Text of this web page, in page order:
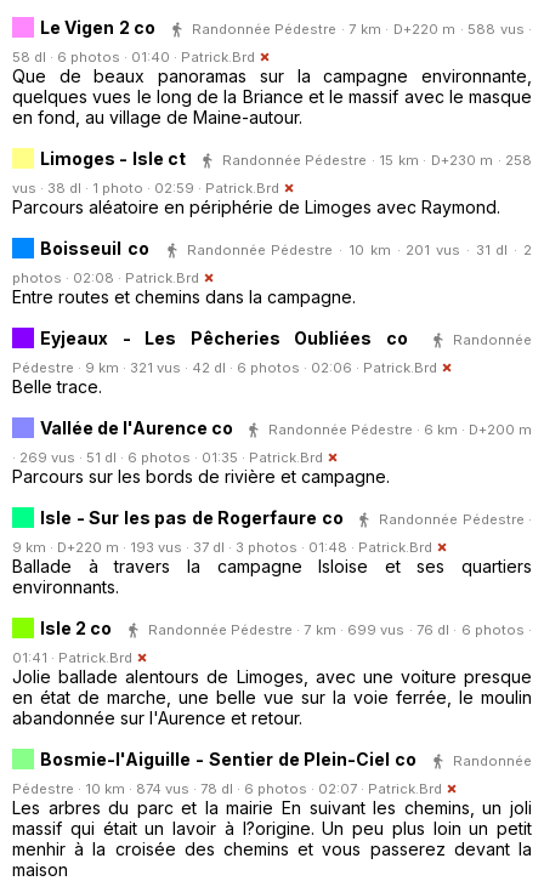
Le Vigen 2 co
Randonnée Pédestre · 7 km · D+220 m · 588 vus ·
58 dl · 6 photos · 01:40 · Patrick.Brd
Que de beaux panoramas sur la campagne environnante,
quelques vues le long de la Briance et le massif avec le masque
en fond, au village de Maine-autour.
Limoges - Isle ct
Randonnée Pédestre · 15 km · D+230 m · 258
vus · 38 dl · 1 photo · 02:59 · Patrick.Brd
Parcours aléatoire en périphérie de Limoges avec Raymond.
Boisseuil co
Randonnée Pédestre · 10 km · 201 vus · 31 dl · 2
photos · 02:08 · Patrick.Brd
Entre routes et chemins dans la campagne.
Eyjeaux - Les Pêcheries Oubliées co
Randonnée
Pédestre · 9 km · 321 vus · 42 dl · 6 photos · 02:06 · Patrick.Brd
Belle trace.
Vallée de l'Aurence co
Randonnée Pédestre · 6 km · D+200 m
· 269 vus · 51 dl · 6 photos · 01:35 · Patrick.Brd
Parcours sur les bords de rivière et campagne.
Isle - Sur les pas de Rogerfaure co
Randonnée Pédestre ·
9 km · D+220 m · 193 vus · 37 dl · 3 photos · 01:48 · Patrick.Brd
Ballade à travers la campagne Isloise et ses quartiers
environnants.
Isle 2 co
Randonnée Pédestre · 7 km · 699 vus · 76 dl · 6 photos ·
01:41 · Patrick.Brd
Jolie ballade alentours de Limoges, avec une voiture presque
en état de marche, une belle vue sur la voie ferrée, le moulin
abandonnée sur l'Aurence et retour.
Bosmie-l'Aiguille - Sentier de Plein-Ciel co
Randonnée
Pédestre · 10 km · 874 vus · 78 dl · 6 photos · 02:07 · Patrick.Brd
Les arbres du parc et la mairie En suivant les chemins, un joli
massif qui était un lavoir à l?origine. Un peu plus loin un petit
menhir à la croisée des chemins et vous passerez devant la
maison